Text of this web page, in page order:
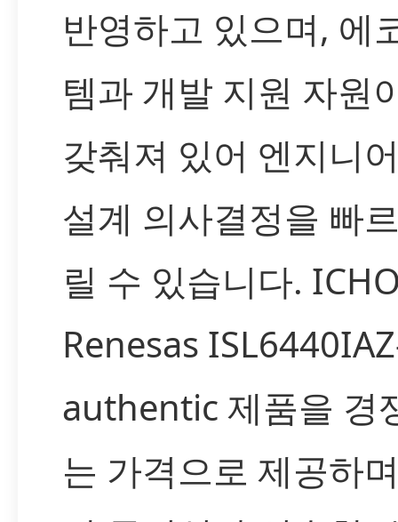
반영하고 있으며, 에
템과 개발 지원 자원
갖춰져 있어 엔지니
설계 의사결정을 빠
릴 수 있습니다.
Renesas
authentic 제품을 경
는 가격으로 제공하